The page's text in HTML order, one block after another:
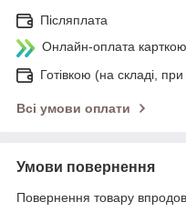
Післяплата
Онлайн-оплата
Готівкою (на складі,
Всі умови оплати
Умови повернення
Повернення товару